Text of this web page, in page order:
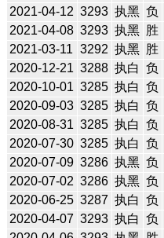
2021-04-12 3293 执黑 负
2021-04-08 3293 执黑 胜
2021-03-11 3292 执黑 胜
2020-12-21 3288 执白 负
2020-10-01 3285 执白 负
2020-09-03 3285 执白 负
2020-08-31 3285 执白 负
2020-07-30 3285 执白 负
2020-07-09 3286 执黑 负
2020-07-02 3286 执黑 负
2020-06-25 3287 执白 负
2020-04-07 3293 执白 负